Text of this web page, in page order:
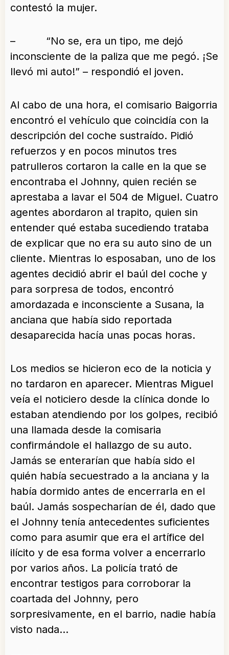
contestó la mujer.
– “No se, era un tipo, me dejó
inconsciente de la paliza que me pegó. ¡Se
llevó mi auto!” – respondió el joven.
Al cabo de una hora, el comisario Baigorria
encontró el vehículo que coincidía con la
descripción del coche sustraído. Pidió
refuerzos y en pocos minutos tres
patrulleros cortaron la calle en la que se
encontraba el Johnny, quien recién se
aprestaba a lavar el 504 de Miguel. Cuatro
agentes abordaron al trapito, quien sin
entender qué estaba sucediendo trataba
de explicar que no era su auto sino de un
cliente. Mientras lo esposaban, uno de los
agentes decidió abrir el baúl del coche y
para sorpresa de todos, encontró
amordazada e inconsciente a Susana, la
anciana que había sido reportada
desaparecida hacía unas pocas horas.
Los medios se hicieron eco de la noticia y
no tardaron en aparecer. Mientras Miguel
veía el noticiero desde la clínica donde lo
estaban atendiendo por los golpes, recibió
una llamada desde la comisaria
confirmándole el hallazgo de su auto.
Jamás se enterarían que había sido el
quién había secuestrado a la anciana y la
había dormido antes de encerrarla en el
baúl. Jamás sospecharían de él, dado que
el Johnny tenía antecedentes suficientes
como para asumir que era el artífice del
ilícito y de esa forma volver a encerrarlo
por varios años. La policía trató de
encontrar testigos para corroborar la
coartada del Johnny, pero
sorpresivamente, en el barrio, nadie había
visto nada…